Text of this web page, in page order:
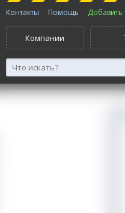
Контакты Помощь Добавить
Компании